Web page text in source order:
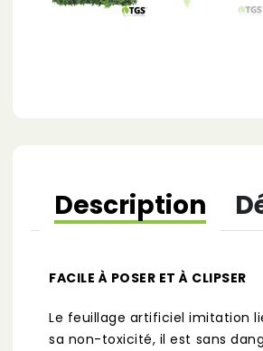
Description
FACILE À POSER ET À CLIPSER
Le feuillage artificiel imitation
sa non-toxicité, il est sans